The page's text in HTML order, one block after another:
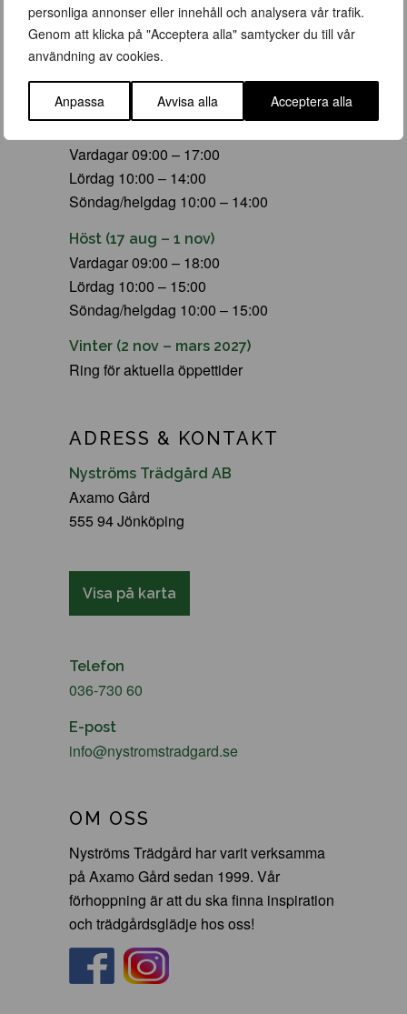
personliga annonser eller innehåll och analysera vår trafik.
Genom att klicka på "Acceptera alla" samtycker du till vår
användning av cookies.
Anpassa Avvisa alla Acceptera alla
Vår (23 mars – 28 juni)
Vardagar 09:00 – 19:00
Lördag 10:00 – 16:00
Söndag/helgdag 10:00 – 16:00
Vardagar 09:00 – 17:00
Lördag 10:00 – 14:00
Söndag/helgdag 10:00 – 14:00
Höst (17 aug – 1 nov)
Vardagar 09:00 – 18:00
Lördag 10:00 – 15:00
Söndag/helgdag 10:00 – 15:00
Vinter (2 nov – mars 2027)
Ring för aktuella öppettider
ADRESS & KONTAKT
Nyströms Trädgård AB
Axamo Gård
555 94 Jönköping
Visa på karta
Telefon
036-730 60
E-post
info@nystromstradgard.se
OM OSS
Nyströms Trädgård har varit verksamma
på Axamo Gård sedan 1999. Vår
förhoppning är att du ska finna inspiration
och trädgårdsglädje hos oss!